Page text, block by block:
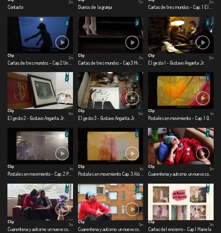
Contacto
2m
Diarios de la granja
7m 2m
Clip
2m
Clip
2m
Clip
El gesto 1 - Gustavo Angarita Jr.
6m
Clip
El gesto 2 - Gustavo Angarita Jr.
6m
Clip
El gesto 3 - Gustavo Angarita Jr.
6m
Clip
1m
Clip
1m
Clip
1m
Clip
3m
Clip
Cuarentena y autismo: un nuevo comienzo - Cap. 2 Me divierto en casa
3m
Clip
Cuarentena y autismo: un nuevo comienzo - Cap. 3 Salgo o me asfixio
3m
Clip
Cartas del encierro - Cap.1 Mariela
3m